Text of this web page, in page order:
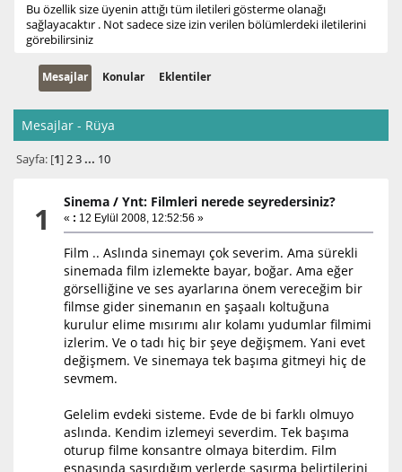
Bu özellik size üyenin attığı tüm iletileri gösterme olanağı
sağlayacaktır . Not sadece size izin verilen bölümlerdeki iletilerini
görebilirsiniz
Mesajlar Konular Eklentiler
Mesajlar - Rüya
Sayfa: [1]2 3 ... 10
1 Sinema /Ynt: Filmleri nerede seyredersiniz?
« : 12 Eylül 2008, 12:52:56 »
Film .. Aslında sinemayı çok severim. Ama sürekli
sinemada film izlemekte bayar, boğar. Ama eğer
görselliğine ve ses ayarlarına önem vereceğim bir
filmse gider sinemanın en şaşaalı koltuğuna
kurulur elime mısırımı alır kolamı yudumlar filmimi
izlerim. Ve o tadı hiç bir şeye değişmem. Yani evet
değişmem. Ve sinemaya tek başıma gitmeyi hiç de
sevmem.
Gelelim evdeki sisteme. Evde de bi farklı olmuyo
aslında. Kendim izlemeyi severdim. Tek başıma
oturup filme konsantre olmaya biterdim. Film
esnasında şaşırdığım yerlerde şaşırma belirtilerini